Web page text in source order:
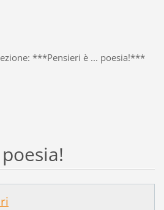
***Pensieri è ... poesia!***